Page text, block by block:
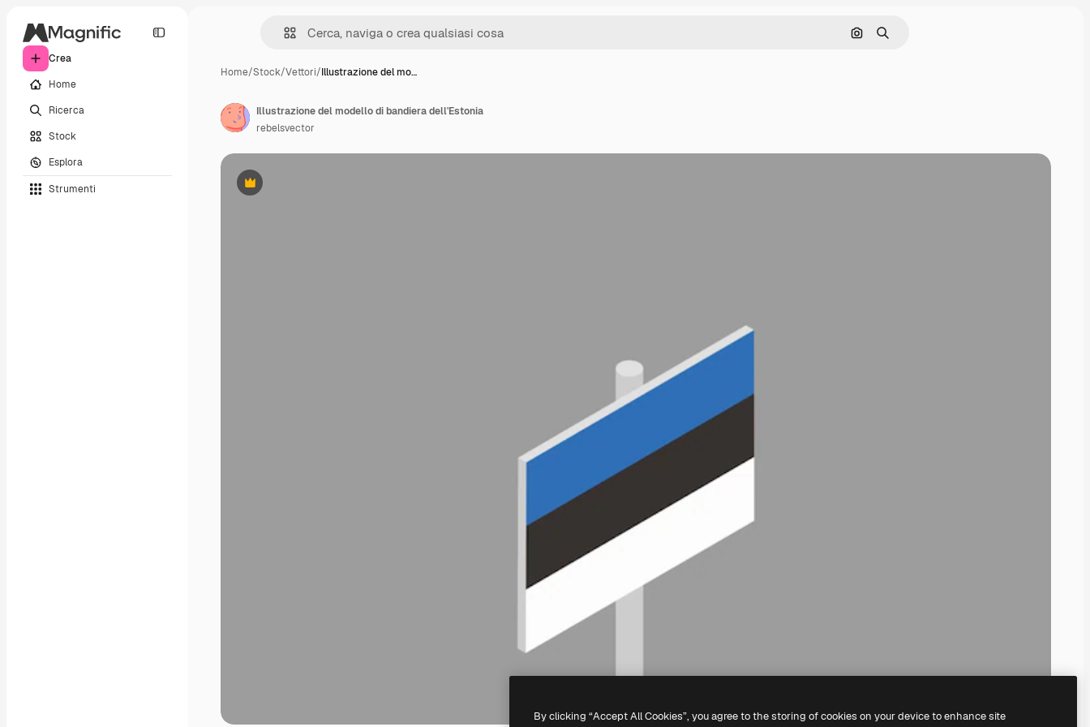
Crea
Home
Ricerca
Stock
Esplora
Strumenti
Cerca per immagine
Ricerca
Home/Stock/Vettori/Illustrazione del mo…
Premium
Illustrazione del modello di bandiera dell'Estonia
rebelsvector
By clicking “Accept All Cookies”, you agree to the storing of cookies on your device to enhance site